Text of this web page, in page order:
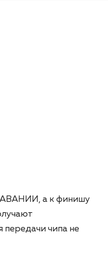
а к финишу
передачи чипа не